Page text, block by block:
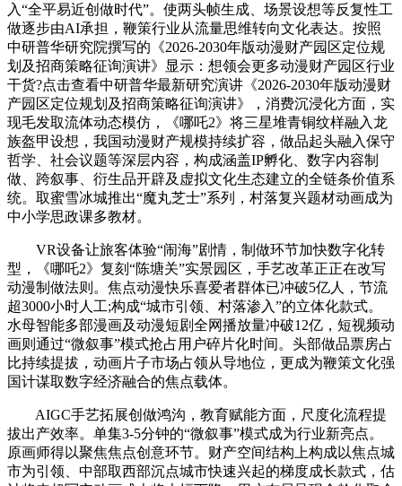
入“全平易近创做时代”。使两头帧生成、场景设想等反复性工
做逐步由AI承担，鞭策行业从流量思维转向文化表达。按照
中研普华研究院撰写的《2026-2030年版动漫财产园区定位规
划及招商策略征询演讲》显示：想领会更多动漫财产园区行业
干货?点击查看中研普华最新研究演讲《2026-2030年版动漫财
产园区定位规划及招商策略征询演讲》，消费沉浸化方面，实
现毛发取流体动态模仿，《哪吒2》将三星堆青铜纹样融入龙
族盔甲设想，我国动漫财产规模持续扩容，做品起头融入保守
哲学、社会议题等深层内容，构成涵盖IP孵化、数字内容制
做、跨叙事、衍生品开辟及虚拟文化生态建立的全链条价值系
统。取蜜雪冰城推出“魔丸芝士”系列，村落复兴题材动画成为
中小学思政课多教材。
VR设备让旅客体验“闹海”剧情，制做环节加快数字化转
型，《哪吒2》复刻“陈塘关”实景园区，手艺改革正正在改写
动漫制做法则。焦点动漫快乐喜爱者群体已冲破5亿人，节流
超3000小时人工;构成“城市引领、村落渗入”的立体化款式。
水母智能多部漫画及动漫短剧全网播放量冲破12亿，短视频动
画则通过“微叙事”模式抢占用户碎片化时间。头部做品票房占
比持续提拔，动画片子市场占领从导地位，更成为鞭策文化强
国计谋取数字经济融合的焦点载体。
AIGC手艺拓展创做鸿沟，教育赋能方面，尺度化流程提
拔出产效率。单集3-5分钟的“微叙事”模式成为行业新亮点。
原画师得以聚焦焦点创意环节。财产空间结构上构成以焦点城
市为引领、中部取西部沉点城市快速兴起的梯度成长款式，估